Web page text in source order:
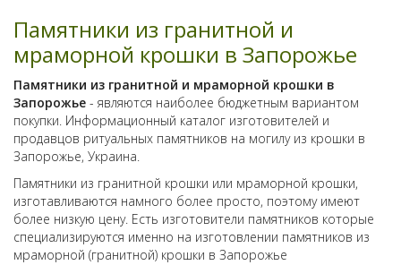
Памятники из гранитной и
мраморной крошки в Запорожье
Памятники из гранитной и мраморной крошки в
Запорожье - являются наиболее бюджетным вариантом
покупки. Информационный каталог изготовителей и
продавцов ритуальных памятников на могилу из крошки в
Запорожье, Украина.
Памятники из гранитной крошки или мраморной крошки,
изготавливаются намного более просто, поэтому имеют
более низкую цену. Есть изготовители памятников которые
специализируются именно на изготовлении памятников из
мраморной (гранитной) крошки в Запорожье